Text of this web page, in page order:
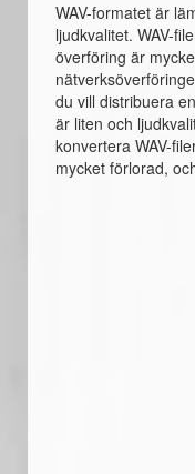
WAV-formatet är
ljudkvalitet. WAV-
överföring är
du vill distribuera
är liten och
konvertera WAV-
mycket förlorad,